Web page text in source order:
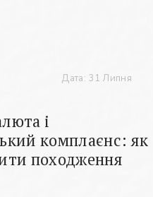
Дата: 31 Липня
і
комплаєнс: як
походження